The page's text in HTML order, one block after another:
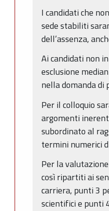
I candidati che
sede stabiliti
dell’assenza,
Ai candidati non
esclusione
nella domanda di
Per il colloquio
argomenti
subordinato al
termini numerici
Per la
così ripartiti ai
carriera, punti 3
scientifici e punti